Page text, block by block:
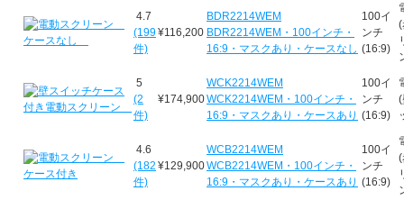
4.7
(199
件)
¥116,200
BDR2214WEM
BDR2214WEM・100インチ・
16:9・マスクあり・ケースなし
100イ
ンチ
(16:9)
(
5
(2
件)
¥174,900
WCK2214WEM
WCK2214WEM・100インチ・
16:9・マスクあり・ケースあり
100イ
ンチ
(16:9)
(
4.6
(182
件)
¥129,900
WCB2214WEM
WCB2214WEM・100インチ・
16:9・マスクあり・ケースあり
100イ
ンチ
(16:9)
(